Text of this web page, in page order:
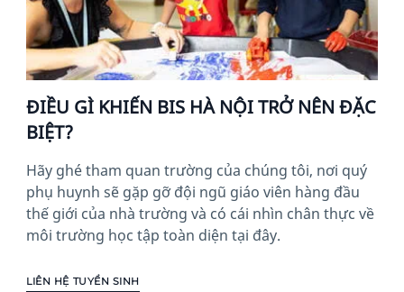
ĐIỀU GÌ KHIẾN BIS HÀ NỘI TRỞ NÊN ĐẶC
BIỆT?
Hãy ghé tham quan trường của chúng tôi, nơi quý
phụ huynh sẽ gặp gỡ đội ngũ giáo viên hàng đầu
thế giới của nhà trường và có cái nhìn chân thực về
môi trường học tập toàn diện tại đây.
LIÊN HỆ TUYỂN SINH